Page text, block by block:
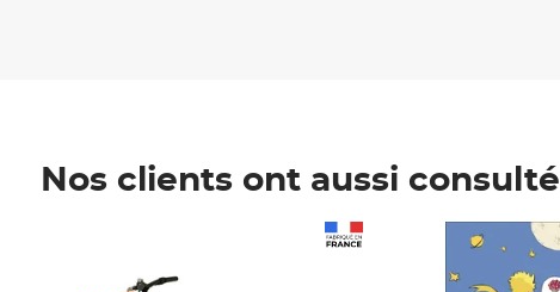
Nos clients ont aussi consulté
Prix 7,50€